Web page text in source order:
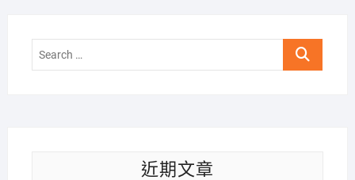
Search
近期文章